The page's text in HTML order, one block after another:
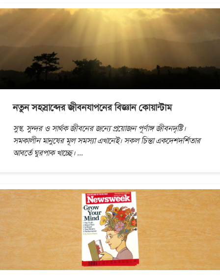
নতুন সহস্রাব্দের জীবনযাপনের বিজ্ঞান কোয়ান্টাম
সুস্থ, সুন্দর ও সার্থক জীবনের জন্যে প্রয়োজন পূর্ণাঙ্গ জীবনদৃষ্টি।
সমকালীন মানুষের মূল সমস্যা এখানেই। সকল চিন্তা একদেশদর্শিতার
আবর্তে ঘুরপাক খাচ্ছে। ...